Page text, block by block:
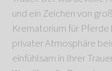
und ein Zeichen von
Krematorium für Pferde
privater Atmosphäre
einfühlsam in Ihrer